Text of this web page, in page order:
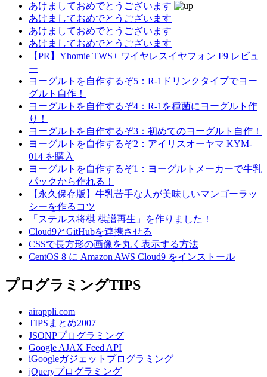
あけましておめでとうございます
あけましておめでとうございます
あけましておめでとうございます
あけましておめでとうございます
【PR】Yhomie TWS+ ワイヤレスイヤフォン F9 レビュ
ー
ヨーグルトを自作するぞ5：R-1ドリンクタイプでヨー
グルト自作！
ヨーグルトを自作するぞ4：R-1を種菌にヨーグルト作
り！
ヨーグルトを自作するぞ3：初めてのヨーグルト自作！
ヨーグルトを自作するぞ2：アイリスオーヤマ KYM-
014 を購入
ヨーグルトを自作するぞ1：ヨーグルトメーカーで牛乳
パックから作れる！
【永久保存版】牛乳苦手な人が美味しいマンゴーラッ
シーを作るコツ
「ステルス将棋 棋譜再生」を作りました！
Cloud9とGitHubを連携させる
CSSで長方形の画像を丸く表示する方法
CentOS 8 に Amazon AWS Cloud9 をインストール
プログラミングTIPS
airappli.com
TIPSまとめ2007
JSONPプログラミング
Google AJAX Feed API
iGoogleガジェットプログラミング
jQueryプログラミング